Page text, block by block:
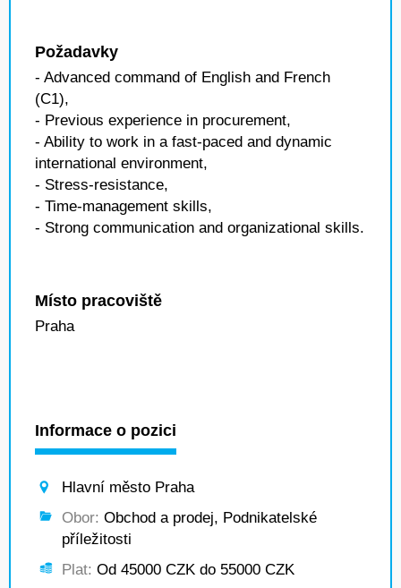
Požadavky
- Advanced command of English and French
(C1),
- Previous experience in procurement,
- Ability to work in a fast-paced and dynamic
international environment,
- Stress-resistance,
- Time-management skills,
- Strong communication and organizational skills.
Místo pracoviště
Praha
Informace o pozici
Hlavní město Praha
Obor: Obchod a prodej, Podnikatelské
příležitosti
Plat: Od 45000 CZK do 55000 CZK